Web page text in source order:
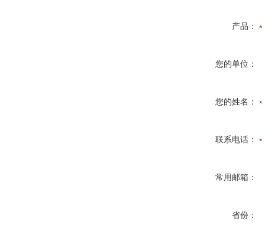
产品：
您的单位：
您的姓名：
联系电话：
常用邮箱：
省份：